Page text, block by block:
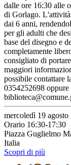
dalle ore 16:30 alle
di Gorlago. L'attività
dai 6 anni,
per gli adulti che
base del disegno e
completamente
consigliato di
maggiori
possibile contattare
0354252698
mercoledì 19 agosto
Orario 16:30-17:30
Piazza Guglielmo
Italia
Scopri di più